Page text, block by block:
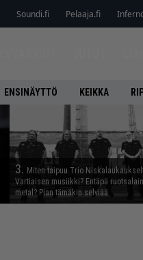
Soundi.fi Pelaaja.fi
ENSINÄYTTÖ KEIKKA
3. Miten taipuu Trio
Vartiaisen musiikki? Entäpä
metal? Pian tämäkin selviää